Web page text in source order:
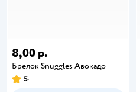
8,00 р.
Брелок Snuggles Авокадо
5